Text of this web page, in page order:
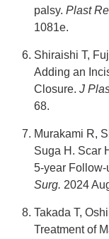
palsy. Plast
1081e.
Shiraishi T,
Adding an
Closure. J
68.
Murakami R,
Suga H. Scar
5-year Follow-
Surg. 2024
Takada T,
Treatment of